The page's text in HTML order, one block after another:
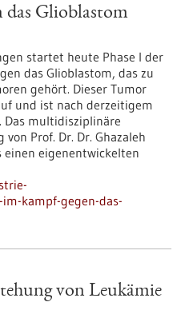
das Glioblastom
startet heute Phase I der
das Glioblastom, das zu
gehört. Dieser Tumor
und ist nach derzeitigem
Das multidisziplinäre
Prof. Dr. Dr. Ghazaleh
eigenentwickelten
kampf-gegen-das-
von Leukämie